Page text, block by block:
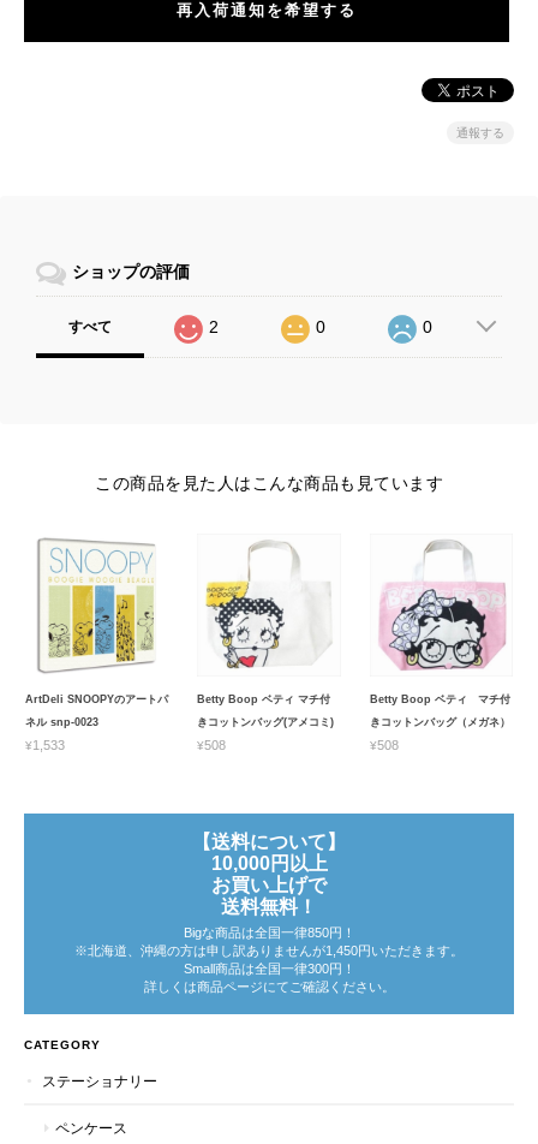
再入荷通知を希望する
通報する
ショップの評価
すべて 2 0 0
この商品を見た人はこんな商品も見ています
ArtDeli SNOOPYのアートパ
ネル snp-0023
¥1,533
Betty Boop ベティ マチ付
きコットンバッグ(アメコミ)
¥508
Betty Boop ベティ マチ付
きコットンバッグ（メガネ）
¥508
【送料について】
10,000円以上
お買い上げで
送料無料！
Bigな商品は全国一律850円！
※北海道、沖縄の方は申し訳ありませんが1,450円いただきます。
Small商品は全国一律300円！
詳しくは商品ページにてご確認ください。
CATEGORY
ステーショナリー
ペンケース